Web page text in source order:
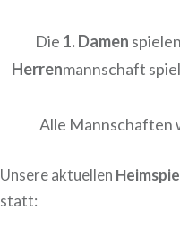
Die 1. Damen
Herrenmannschaft
Alle Mannschaften
Unsere aktuellen
statt: